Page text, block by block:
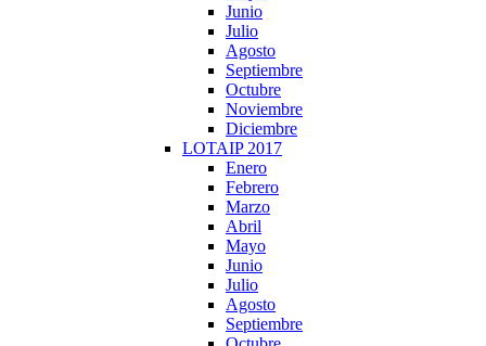
Junio
Julio
Agosto
Septiembre
Octubre
Noviembre
Diciembre
LOTAIP 2017
Enero
Febrero
Marzo
Abril
Mayo
Junio
Julio
Agosto
Septiembre